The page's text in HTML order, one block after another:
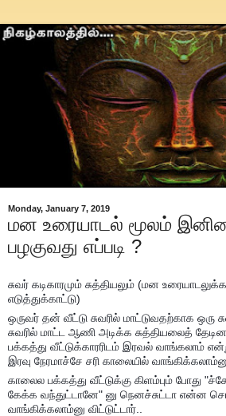
Monday, January 7, 2019
மன உரையாடல் மூலம்
பழகுவது எப்படி ?
சுவர் கடிகாரமும் சுத்தியலும் (மன
எடுத்துக்காட்டு)
ஒருவர் தன் வீட்டு சுவரில் மாட்டுவதற்காக ஒரு
சுவரில் மாட்ட ஆணி அடிக்க சுத்தியலைத்
பக்கத்து வீட்டுக்காரரிடம் இரவல் வாங்கலாம்
இரவு நேரமாச்சே சரி காலையில் வாங்கிக்கலாம்னு
காலைல பக்கத்து வீட்டுக்கு கிளம்பும் போது
கேக்க வந்துட்டானே" னு நெனச்சுட்டா என்ன
வாங்கிக்கலாம்னு விட்டுட்டார்..